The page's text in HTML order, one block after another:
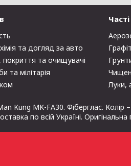
та догляд за авто
покриття та очищувачі
та мілітарія
Луки,
Kung MK-FA30. Фіберглас.
по всій Україні.